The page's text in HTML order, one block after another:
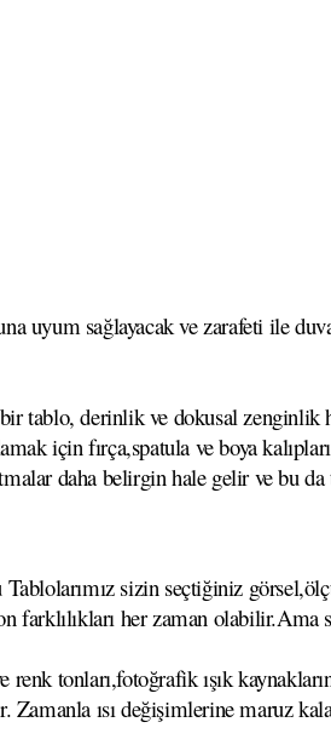
uyum sağlayacak ve zarafeti ile
tablo, derinlik ve dokusal
için fırça,spatula ve boya
daha belirgin hale gelir ve bu
sizin seçtiğiniz
farklılıkları her zaman
renk tonları,fotoğrafik ışık
Zamanla ısı değişimlerine maruz